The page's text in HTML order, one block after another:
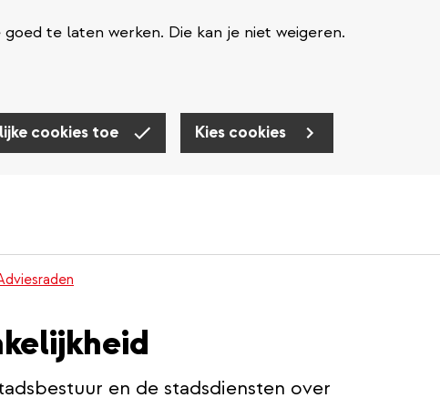
te laten werken. Die kan je niet weigeren.
cookies toe Kies cookies
en de stadsdiensten over